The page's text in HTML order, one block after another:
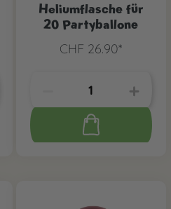
Heliumflasche für
20 Partyballone
CHF 26.90*